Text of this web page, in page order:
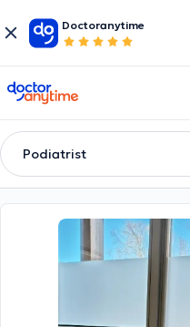
Doctoranytime
doctoranytime
Podiatrist